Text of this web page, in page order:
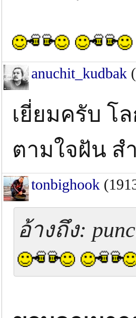
anuchit_kudbak
เยี่ยมครับ โ
ตามใจฝัน ส
tonbighook
อ้างถึง: